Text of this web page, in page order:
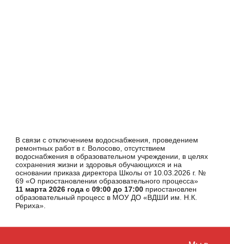
В связи с отключением водоснабжения, проведением
ремонтных работ в г. Волосово, отсутствием
водоснабжения в образовательном учреждении, в целях
сохранения жизни и здоровья обучающихся и на
основании приказа директора Школы от 10.03.2026 г. №
69 «О приостановлении образовательного процесса»
11 марта 2026 года с 09:00 до 17:00 приостановлен
образовательный процесс в МОУ ДО «ВДШИ им. Н.К.
Рериха».